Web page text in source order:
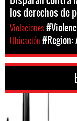
los derechos de
Violaciones
Ubicación#Region: